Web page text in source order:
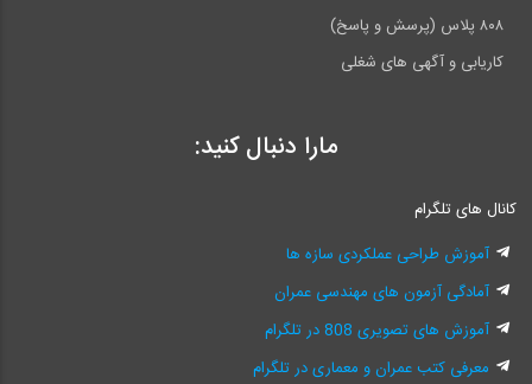
۸۰۸ پلاس (پرسش و پاسخ)
کاریابی و آگهی های شغلی
مارا دنبال کنید:
کانال های تلگرام
آموزش طراحی عملکردی سازه ها
آمادگی آزمون های مهندسی عمران
آموزش های تصویری 808 در تلگرام
معرفی کتب عمران و معماری در تلگرام